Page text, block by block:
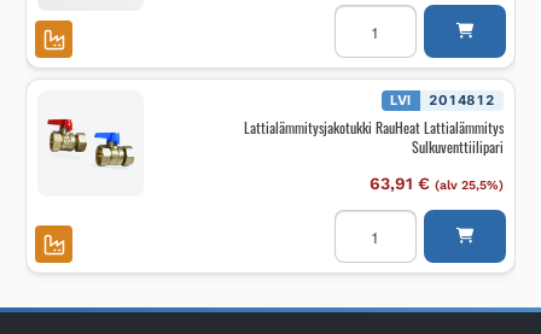
Termostaatti
RauHeat
Lattialämmitys
Wireless
P-
määrä
LVI 2014812
Lattialämmitysjakotukki RauHeat Lattialämmitys
Sulkuventtiilipari
63,91 € (alv 25,5%)
Lattialämmitysjakotukki
RauHeat
Lattialämmitys
Sulkuventtiilipari